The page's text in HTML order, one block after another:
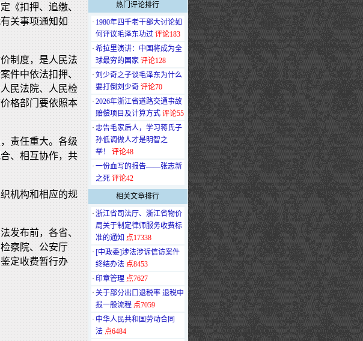
《扣押、追缴、
关事项通知如
制度，是人民法
件中依法扣押、
民法院、人民检
格部门要依照本
责任重大。各级
、相互协作，共
机构和相应的规
发布前，各省、
察院、公安厅
定收费暂行办
热门评论排行
· 1980年四千老干部大讨论如
何评议毛泽东功过 评论183
· 希拉里演讲：中国将成为全
球最穷的国家 评论128
· 刘少奇之子谈毛泽东为什么
要打倒刘少奇 评论70
· 2026年浙江省道路交通事故
赔偿项目及计算方式 评论55
· 忠告毛家后人，学习蒋氏子
孙低调做人才是明智之
举！
评论48
· 一份血写的报告——张志新
之死 评论42
相关文章排行
· 浙江省司法厅、浙江省物价
局关于制定律师服务收费标
准的通知 点17338
· [中政委]涉法涉诉信访案件
终结办法 点8453
· 印章管理 点7627
· 关于部分出口退税率 退税申
报一般流程 点7059
· 中华人民共和国劳动合同
法 点6484